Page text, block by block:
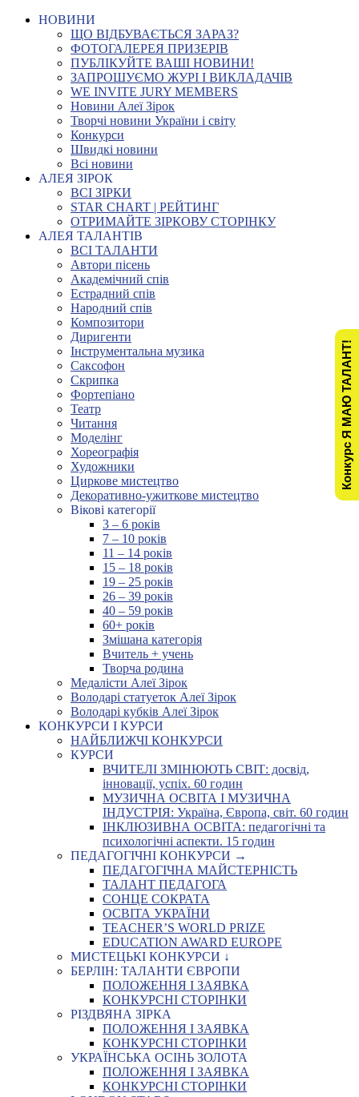
НОВИНИ
ЩО ВІДБУВАЄТЬСЯ ЗАРАЗ?
ФОТОГАЛЕРЕЯ ПРИЗЕРІВ
ПУБЛІКУЙТЕ ВАШІ НОВИНИ!
ЗАПРОШУЄМО ЖУРІ І ВИКЛАДАЧІВ
WE INVITE JURY MEMBERS
Новини Алеї Зірок
Творчі новини України і світу
Конкурси
Швидкі новини
Всі новини
АЛЕЯ ЗІРОК
ВСІ ЗІРКИ
STAR CHART | РЕЙТИНГ
ОТРИМАЙТЕ ЗІРКОВУ СТОРІНКУ
АЛЕЯ ТАЛАНТІВ
ВСІ ТАЛАНТИ
Автори пісень
Академічний спів
Естрадний спів
Народний спів
Композитори
Диригенти
Інструментальна музика
Саксофон
Скрипка
Фортепіано
Театр
Читання
Моделінг
Хореографія
Художники
Циркове мистецтво
Декоративно-ужиткове мистецтво
Вікові категорії
3 – 6 років
7 – 10 років
11 – 14 років
15 – 18 років
19 – 25 років
26 – 39 років
40 – 59 років
60+ років
Змішана категорія
Вчитель + учень
Творча родина
Медалісти Алеї Зірок
Володарі статуеток Алеї Зірок
Володарі кубків Алеї Зірок
КОНКУРСИ І КУРСИ
НАЙБЛИЖЧІ КОНКУРСИ
КУРСИ
ВЧИТЕЛІ ЗМІНЮЮТЬ СВІТ: досвід,
інновації, успіх. 60 годин
МУЗИЧНА ОСВІТА І МУЗИЧНА
ІНДУСТРІЯ: Україна, Європа, світ. 60 годин
ІНКЛЮЗИВНА ОСВІТА: педагогічні та
психологічні аспекти. 15 годин
ПЕДАГОГІЧНІ КОНКУРСИ →
ПЕДАГОГІЧНА МАЙСТЕРНІСТЬ
ТАЛАНТ ПЕДАГОГА
СОНЦЕ СОКРАТА
ОСВІТА УКРАЇНИ
TEACHER’S WORLD PRIZE
EDUCATION AWARD EUROPE
МИСТЕЦЬКІ КОНКУРСИ ↓
БЕРЛІН: ТАЛАНТИ ЄВРОПИ
ПОЛОЖЕННЯ І ЗАЯВКА
КОНКУРСНІ СТОРІНКИ
РІЗДВЯНА ЗІРКА
ПОЛОЖЕННЯ І ЗАЯВКА
КОНКУРСНІ СТОРІНКИ
УКРАЇНСЬКА ОСІНЬ ЗОЛОТА
ПОЛОЖЕННЯ І ЗАЯВКА
КОНКУРСНІ СТОРІНКИ
Конкурс Я МАЮ ТАЛАНТ!